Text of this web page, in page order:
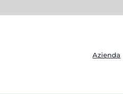
Azienda